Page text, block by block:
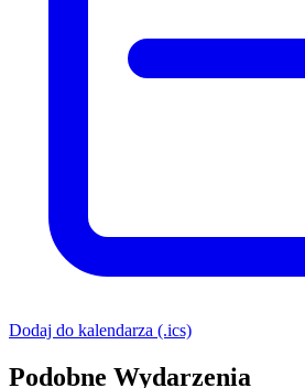
Dodaj do kalendarza (.ics)
Podobne Wydarzenia